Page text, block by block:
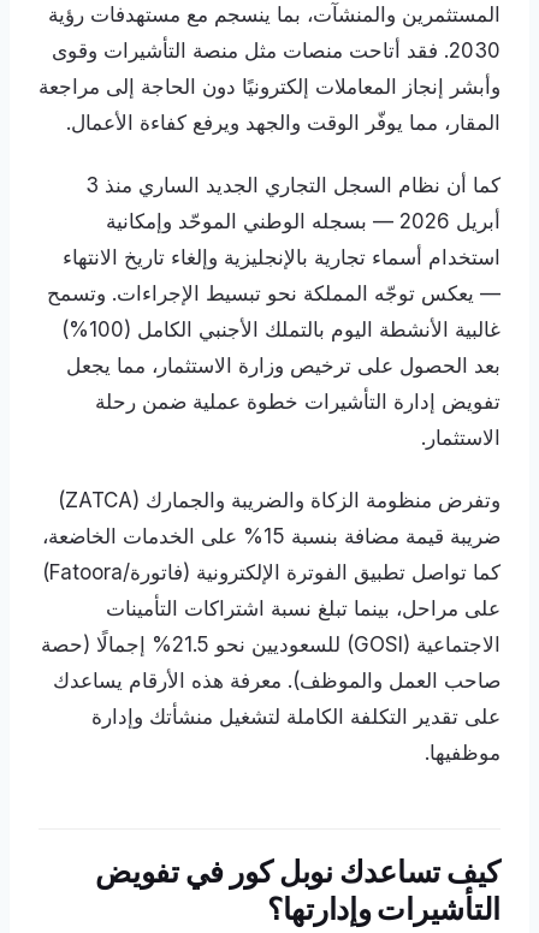
المستثمرين والمنشآت، بما ينسجم مع مستهدفات رؤية
2030. فقد أتاحت منصات مثل منصة التأشيرات وقوى
وأبشر إنجاز المعاملات إلكترونيًا دون الحاجة إلى مراجعة
المقار، مما يوفّر الوقت والجهد ويرفع كفاءة الأعمال.
كما أن نظام السجل التجاري الجديد الساري منذ 3
أبريل 2026 — بسجله الوطني الموحّد وإمكانية
استخدام أسماء تجارية بالإنجليزية وإلغاء تاريخ الانتهاء
— يعكس توجّه المملكة نحو تبسيط الإجراءات. وتسمح
غالبية الأنشطة اليوم بالتملك الأجنبي الكامل (100%)
بعد الحصول على ترخيص وزارة الاستثمار، مما يجعل
تفويض إدارة التأشيرات خطوة عملية ضمن رحلة
الاستثمار.
وتفرض منظومة الزكاة والضريبة والجمارك (ZATCA)
ضريبة قيمة مضافة بنسبة 15% على الخدمات الخاضعة،
كما تواصل تطبيق الفوترة الإلكترونية (فاتورة/Fatoora)
على مراحل، بينما تبلغ نسبة اشتراكات التأمينات
الاجتماعية (GOSI) للسعوديين نحو 21.5% إجمالًا (حصة
صاحب العمل والموظف). معرفة هذه الأرقام يساعدك
على تقدير التكلفة الكاملة لتشغيل منشأتك وإدارة
موظفيها.
كيف تساعدك نوبل كور في تفويض
التأشيرات وإدارتها؟